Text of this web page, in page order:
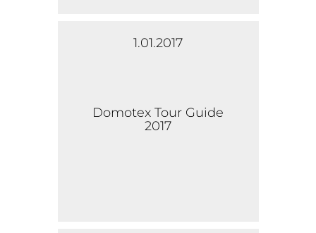
1.01.2017
Domotex Tour Guide
2017